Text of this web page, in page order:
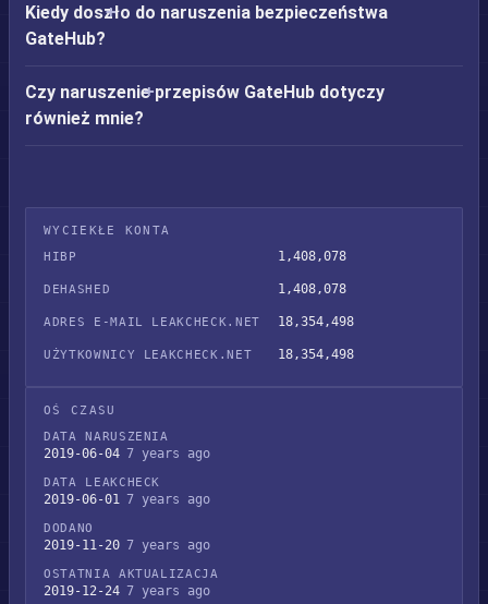
Kiedy doszło do naruszenia bezpieczeństwa
GateHub?
Czy naruszenie przepisów GateHub dotyczy
również mnie?
WYCIEKŁE KONTA
HIBP
1,408,078
DEHASHED 1,408,078
ADRES E-MAIL LEAKCHECK.NET 18,354,498
UŻYTKOWNICY LEAKCHECK.NET 18,354,498
OŚ CZASU
DATA NARUSZENIA
2019-06-04 7 years ago
DATA LEAKCHECK
2019-06-01 7 years ago
DODANO
2019-11-20 7 years ago
OSTATNIA AKTUALIZACJA
2019-12-24 7 years ago